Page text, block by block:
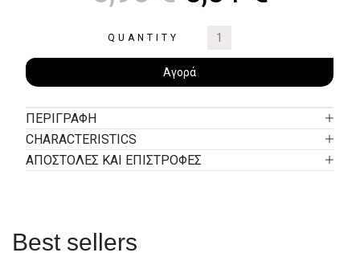
QUANTITY
Αγορά
ΠΕΡΙΓΡΑΦΉ
CHARACTERISTICS
ΑΠΟΣΤΟΛΕΣ ΚΑΙ ΕΠΙΣΤΡΟΦΕΣ
Best sellers